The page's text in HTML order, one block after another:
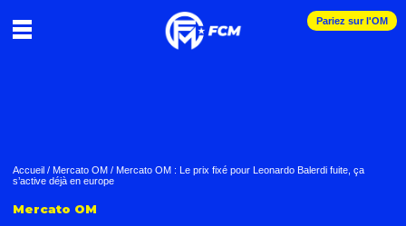
Pariez sur l'OM
Accueil / Mercato OM / Mercato OM : Le prix fixé pour Leonardo Balerdi fuite, ça
s’active déjà en europe
Mercato OM